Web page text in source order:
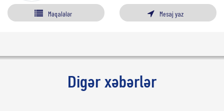
Məqalələr Mesaj yaz
Digər xəbərlər